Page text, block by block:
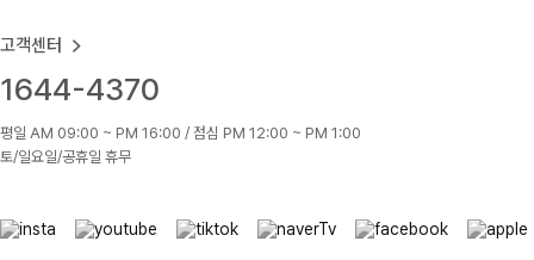
고객센터
1644-4370
평일 AM 09:00 ~ PM 16:00 / 점심 PM 12:00 ~ PM 1:00
토/일요일/공휴일 휴무